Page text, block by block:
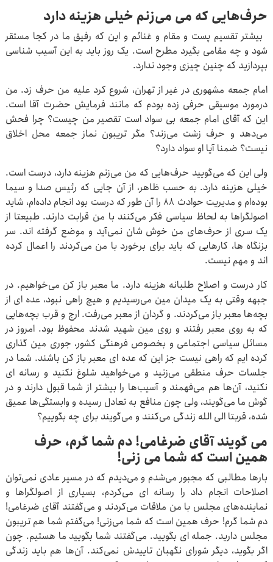
حرف‌هایی که می می‌زنم خیلی هزینه دارد
بیشتر تقسیم پست و مقام و غنائم و این که رفیق ما در کجا مستقر
شود و چه مقامی بگیرد مطرح است. یک روز باید به این آسیب شناسی
بپردازید که چنین چیزی وجود ندارد.
امام جمعه مشهوری در غیر از تهران، شروع کرد علیه من حرف زد. من
درمورد موسیقی حرفی زده بودم که مانند فرمایش حضرت آقا است.
این که آقای امام جمعه بی سواد است تقصیر من چیست؟ چرا فحش
می‌دهد و حرف زشت می‌زند؟ مگر تریبون نماز جمعه محل اخلاق
نیست؟ ضمنا آیا او سواد دارد؟
ولی این که می‌گویید حرف‌هایی که من می‌زنم هزینه دارد، درست است.
خیلی هزینه دارد. به حسب ظاهر، از آن جایی که رئیس صدا و سیما
بوده‌ام و مدیریت حوادث ۸۸ را آن طور که درست بود انجام داده‌ام، شاید
اصولگراها به لحاظ سیاسی فکر می‌کنند با من قرابت دارند. طبیعتا از
یک سری از حرف‌های من خوش شان نمی‌آید و موضع گرفته اند. سر
بزنگاه ها، کارهایی که باید برای برخورد با من می‌کردند را اعمال کرده
اند و مهم نیست.
کار درست و اصلاح طلبانه هزینه دارد. ما معبر باز کن می‌خواهیم. در
جبهه وقتی به یک میدان مین می‌رسیدیم و هیچ راهی نبود، عده ای از
بچه‌ها معبر باز می‌کردند. و گردان از معبر می‌رفت. ارج و قرب بچه‌هایی
که به روی معبر رفتند و روی مین شهید شدند محفوظ بود. امروز در
مسائل سیاسی اجتماعی و بخصوص فرهنگی کشور، جوری مین گذاری
کرده ایم که راهی نیست جز این که عده ای معبر باز کن باشند. شما در
جلسات حرف منطقی می‌زنید و می‌خواهید شلوغ نکنید و رسانه ای
نکنید، آن‌ها هم می‌فهمند و آسیب‌ها را بیشتر از شما قبول دارند و در
گوش ما می‌گویند، ولی چون منافع به تعادل رسیده و وابستگی‌ها عمیق
شده، قربتا الی الله زندگی می‌کنند و می‌گویند برای چه بگوییم؟
می گویند آقای ضرغامی! دم شما گرم، حرف
همین است که شما می زنی!
بارها مطالبی که مجبور می‌شدم و می‌دیدم که در مسیر عادی نمی‌توان
اصلاحات انجام داد را رسانه ای می‌کردم، بسیاری از اصولگراها و
نماینده‌های مجلس با من ملاقات می‌کردند و می‌گفتند آقای ضرغامی!
دم شما گرم! حرف همین است که شما می‌زنی! می‌گفتم شما هم تریبون
مجلس دارید. جمله ای بگویید. می‌گفتند شما بگویید ما هستیم. چون
اگر بگوید، دیگر شورای نگهبان تاییدش نمی‌کند. آن‌ها هم باید زندگی